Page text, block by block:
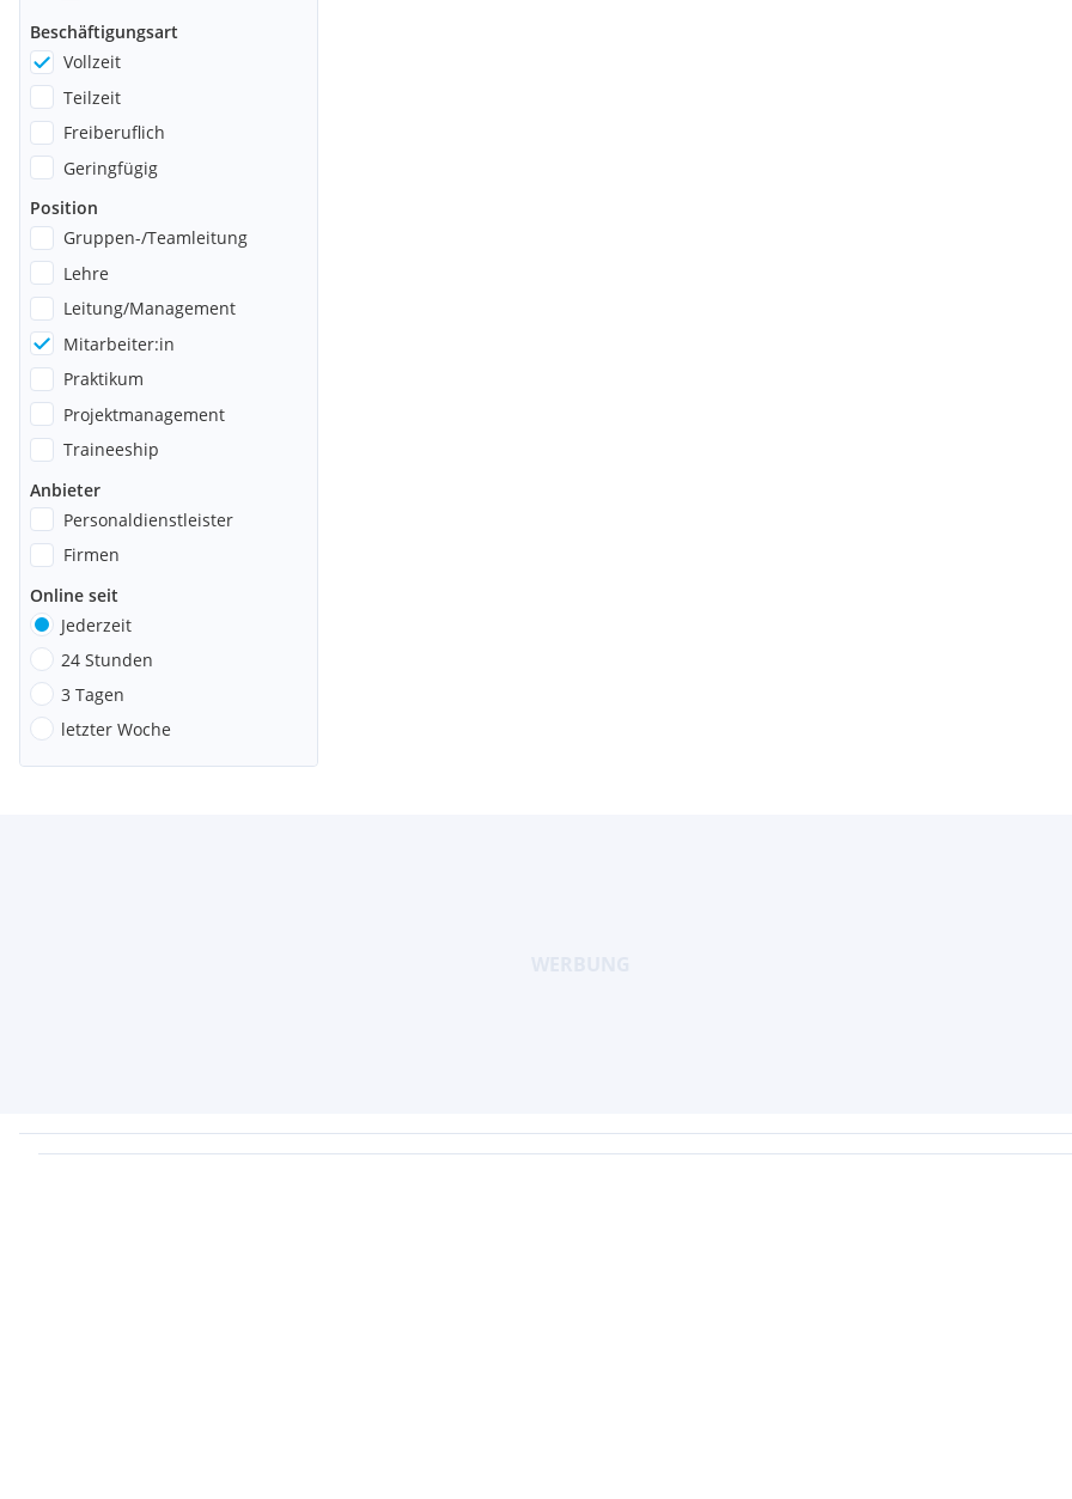
Beschäftigungsart
Vollzeit
Teilzeit
Freiberuflich
Geringfügig
Position
Gruppen-/Teamleitung
Lehre
Leitung/Management
Mitarbeiter:in
Praktikum
Projektmanagement
Traineeship
Anbieter
Personaldienstleister
Firmen
Online seit
Jederzeit
24 Stunden
3 Tagen
letzter Woche